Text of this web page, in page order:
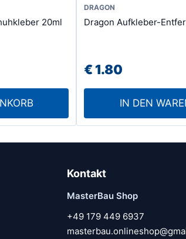
20ml
DRAGON
Dragon Aufkleber-
€1.80
IN DEN
Kontakt
MasterBau Shop
+49 179 449 6937